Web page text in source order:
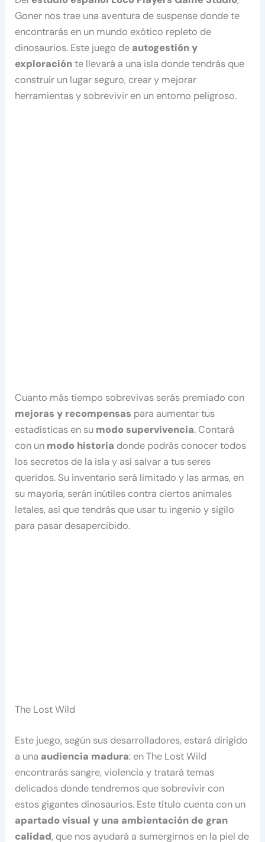
Goner nos trae una aventura de suspense donde te
encontrarás en un mundo exótico repleto de
dinosaurios. Este juego de autogestión y
exploraciónte llevará a una isla donde tendrás que
construir un lugar seguro, crear y mejorar
herramientas y sobrevivir en un entorno peligroso.
Cuanto más tiempo sobrevivas serás premiado con
mejoras y recompensas para aumentar tus
estadísticas en su modo supervivencia. Contará
con un modo historia donde podrás conocer todos
los secretos de la isla y así salvar a tus seres
queridos. Su inventario será limitado y las armas, en
su mayoría, serán inútiles contra ciertos animales
letales, así que tendrás que usar tu ingenio y sigilo
para pasar desapercibido.
The Lost Wild
Este juego, según sus desarrolladores, estará dirigido
a una audiencia madura: en The Lost Wild
encontrarás sangre, violencia y tratará temas
delicados donde tendremos que sobrevivir con
estos gigantes dinosaurios. Este título cuenta con un
apartado visual y una ambientación de gran
calidad, que nos ayudará a sumergirnos en la piel de